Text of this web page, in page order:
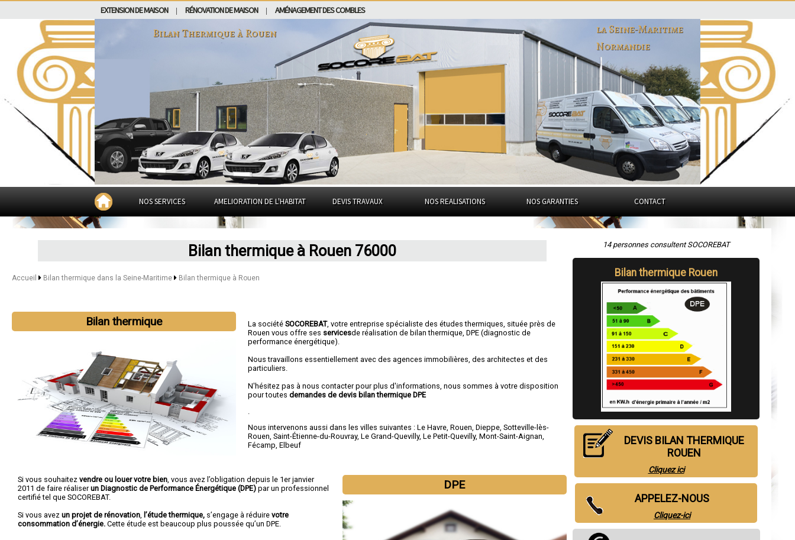
EXTENSION DE MAISON RÉNOVATION DE MAISON AMÉNAGEMENT DES COMBLES
Bilan Thermique àRouen
la Seine-Maritime
Normandie
NOS SERVICES AMELIORATION DE L'HABITAT DEVIS TRAVAUX NOS REALISATIONS NOS GARANTIES CONTACT
Bilan thermique à Rouen 76000
Accueil Bilan thermique dans la Seine-Maritime Bilan thermique à Rouen
Bilan thermique La sociétéSOCOREBAT, votre entreprise spécialiste des études thermiques, située près de
Rouen vous offre ses servicesde réalisation de bilan thermique, DPE (diagnostic de
performance énergétique).
Nous travaillons essentiellement avec des agences immobilières, des architectes et des
particuliers.
N'hésitez pas à nous contacter pour plus d'informations, nous sommes à votre disposition
pour toutesdemandes de devis bilan thermique DPE
Nous intervenons aussi dans les villes suivantes :Le Havre,Rouen,Dieppe,Sotteville-lès-
Rouen,Saint-Étienne-du-Rouvray,Le Grand-Quevilly,Le Petit-Quevilly,Mont-Saint-Aignan,
Fécamp,Elbeuf
DPE
Si vous souhaitez vendre ou louer votre bien, vous avez l’obligation depuis le 1er janvier
2011 de faire réaliserun Diagnostic de Performance Énergétique (DPE) par un professionnel
certifié tel que SOCOREBAT.
Si vous avez un projet de rénovation, l’étude thermique, s’engage à réduire votre
consommation d’énergie. Cette étude est beaucoup plus poussée qu’un DPE.
14 personnes consultent SOCOREBAT
Bilan thermique Rouen
DEVIS BILAN THERMIQUE
ROUEN
Cliquez ici
APPELEZ-NOUS
Cliquez-ici